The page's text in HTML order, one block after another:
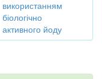
використанням
біологічно
активного йоду